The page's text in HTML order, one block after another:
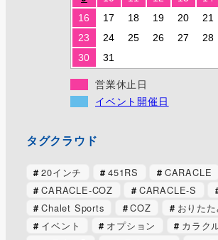
16
17 18 19 20 21
23
24 25 26 27 28
30
31
営業休止日
イベント開催日
タグクラウド
20インチ 451RS
CARACLE
CARACLE-COZ
CARACLE-S
Chalet Sports
COZ
おりた
イベント
オプション
カラク